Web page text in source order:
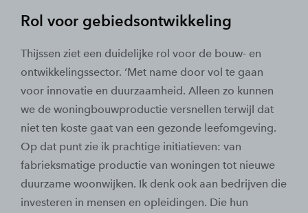
Rol voor gebiedsontwikkeling
Thijssen ziet een duidelijke rol voor de bouw- en
ontwikkelingssector. ‘Met name door vol te gaan
voor innovatie en duurzaamheid. Alleen zo kunnen
we de woningbouwproductie versnellen terwijl dat
niet ten koste gaat van een gezonde leefomgeving.
Op dat punt zie ik prachtige initiatieven: van
fabrieksmatige productie van woningen tot nieuwe
duurzame woonwijken. Ik denk ook aan bedrijven die
investeren in mensen en opleidingen. Die hun